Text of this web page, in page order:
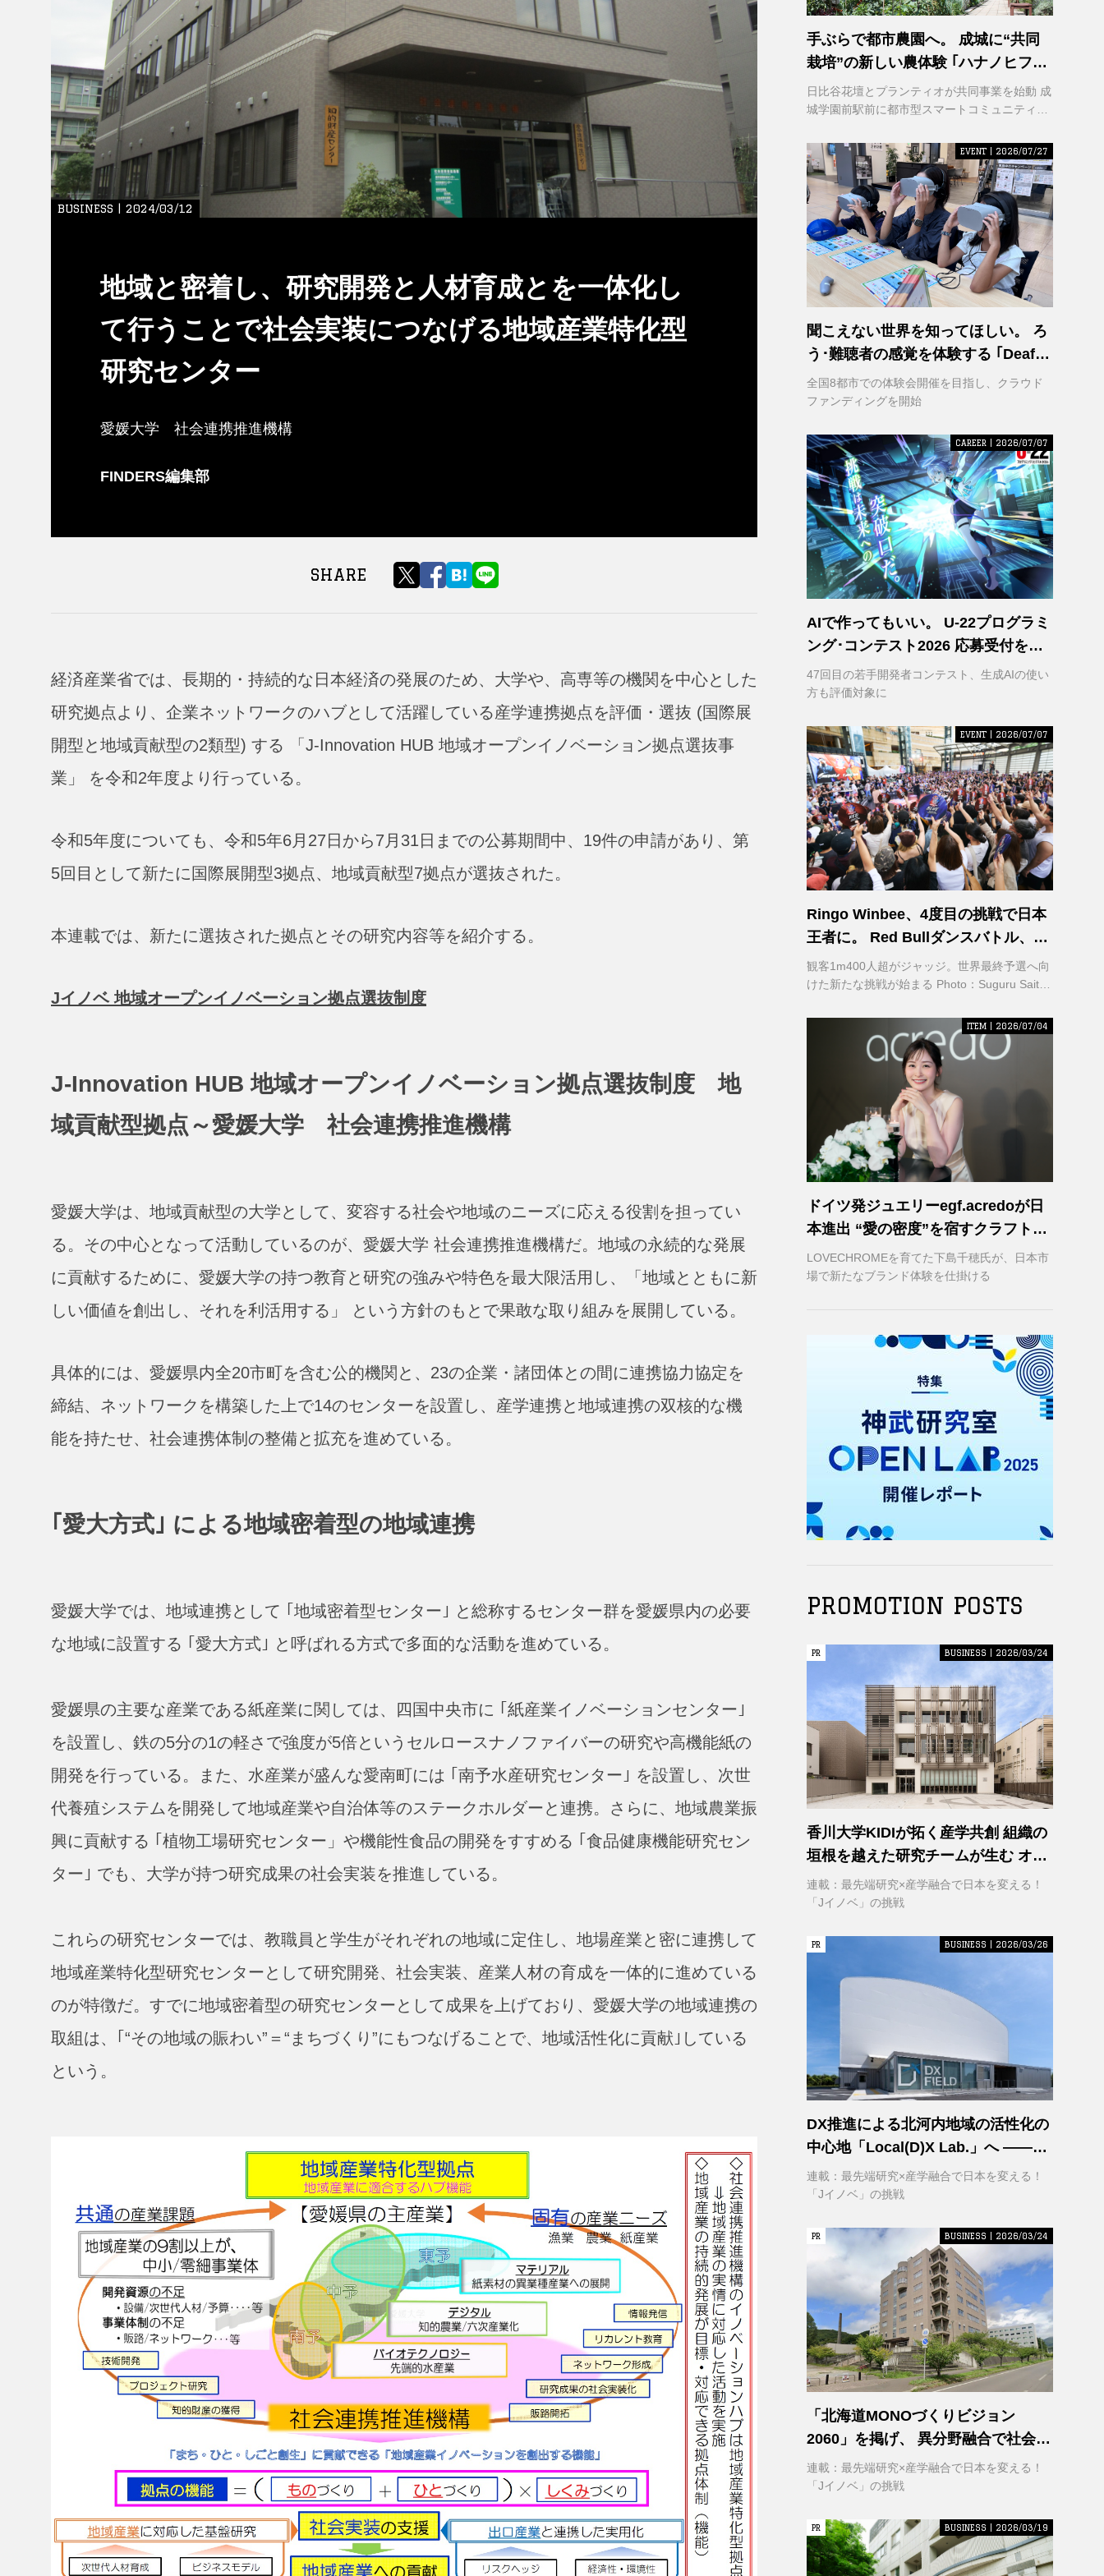
BUSINESS | 2024/03/12
地域と密着し、研究開発と人材育成とを一体化し
て行うことで社会実装につなげる地域産業特化型
研究センター
愛媛大学 社会連携推進機構
FINDERS編集部
SHARE
経済産業省では、長期的・持続的な日本経済の発展のため、大学や、高専等の機関を中心とした
研究拠点より、企業ネットワークのハブとして活躍している産学連携拠点を評価・選抜 (国際展
開型と地域貢献型の2類型) する 「J-Innovation HUB 地域オープンイノベーション拠点選抜事
業」 を令和2年度より行っている。
令和5年度についても、令和5年6月27日から7月31日までの公募期間中、19件の申請があり、第
5回目として新たに国際展開型3拠点、地域貢献型7拠点が選抜された。
本連載では、新たに選抜された拠点とその研究内容等を紹介する。
Jイノベ 地域オープンイノベーション拠点選抜制度
J-Innovation HUB 地域オープンイノベーション拠点選抜制度 地
域貢献型拠点～愛媛大学 社会連携推進機構
愛媛大学は、地域貢献型の大学として、変容する社会や地域のニーズに応える役割を担ってい
る。その中心となって活動しているのが、愛媛大学 社会連携推進機構だ。地域の永続的な発展
に貢献するために、愛媛大学の持つ教育と研究の強みや特色を最大限活用し、「地域とともに新
しい価値を創出し、それを利活用する」 という方針のもとで果敢な取り組みを展開している。
具体的には、愛媛県内全20市町を含む公的機関と、23の企業・諸団体との間に連携協力協定を
締結、ネットワークを構築した上で14のセンターを設置し、産学連携と地域連携の双核的な機
能を持たせ、社会連携体制の整備と拡充を進めている。
｢愛大方式｣ による地域密着型の地域連携
愛媛大学では、地域連携として ｢地域密着型センター｣ と総称するセンター群を愛媛県内の必要
な地域に設置する ｢愛大方式｣ と呼ばれる方式で多面的な活動を進めている。
愛媛県の主要な産業である紙産業に関しては、四国中央市に ｢紙産業イノベーションセンター｣
を設置し、鉄の5分の1の軽さで強度が5倍というセルロースナノファイバーの研究や高機能紙の
開発を行っている。また、水産業が盛んな愛南町には ｢南予水産研究センター｣ を設置し、次世
代養殖システムを開発して地域産業や自治体等のステークホルダーと連携。さらに、地域農業振
興に貢献する ｢植物工場研究センター」や機能性食品の開発をすすめる ｢食品健康機能研究セン
ター｣ でも、大学が持つ研究成果の社会実装を推進している。
これらの研究センターでは、教職員と学生がそれぞれの地域に定住し、地場産業と密に連携して
地域産業特化型研究センターとして研究開発、社会実装、産業人材の育成を一体的に進めている
のが特徴だ。すでに地域密着型の研究センターとして成果を上げており、愛媛大学の地域連携の
取組は、｢“その地域の賑わい”＝“まちづくり”にもつなげることで、地域活性化に貢献｣している
という。
手ぶらで都市農園へ。 成城に“共同
栽培”の新しい農体験 ｢ハナノヒファ
ーム｣ が誕生
日比谷花壇とプランティオが共同事業を始動 成
城学園前駅前に都市型スマートコミュニティ農
EVENT | 2026/07/27
聞こえない世界を知ってほしい。 ろ
う･難聴者の感覚を体験する ｢Deaf
VR｣ 理解の輪を広げるため支援募集
を開始
全国8都市での体験会開催を目指し、クラウド
ファンディングを開始
CAREER | 2026/07/07
AIで作ってもいい。 U-22プログラミ
ング･コンテスト2026 応募受付を開
始
47回目の若手開発者コンテスト、生成AIの使い
方も評価対象に
EVENT | 2026/07/07
Ringo Winbee、4度目の挑戦で日本
王者に。 Red Bullダンスバトル、六
本木で熱狂
観客1m400人超がジャッジ。世界最終予選へ向
けた新たな挑戦が始まる Photo：Suguru Saito /
ITEM | 2026/07/04
ドイツ発ジュエリーegf.acredoが日
本進出 “愛の密度”を宿すクラフトマ
ンシップ
LOVECHROMEを育てた下島千穂氏が、日本市
場で新たなブランド体験を仕掛ける
PROMOTION POSTS
PR
PR BUSINESS | 2026/03/24
香川大学KIDIが拓く産学共創 組織の
垣根を越えた研究チームが生む オー
プンイノベーション
連載：最先端研究×産学融合で日本を変える！
「Jイノベ」の挑戦
PR
PR BUSINESS | 2026/03/26
DX推進による北河内地域の活性化の
中心地「Local(D)X Lab.」へ ――延
べ1,400㎡の巨大実証空間で地域DX
に挑む 大阪工業大学 DXフィールド
連載：最先端研究×産学融合で日本を変える！
「Jイノベ」の挑戦
PR
PR BUSINESS | 2026/03/24
「北海道MONOづくりビジョン
2060」を掲げ、 異分野融合で社会変
革に挑む 室蘭工業大学 クリエイティ
ブコラボレーションセンター
連載：最先端研究×産学融合で日本を変える！
「Jイノベ」の挑戦
PR
PR BUSINESS | 2026/03/19